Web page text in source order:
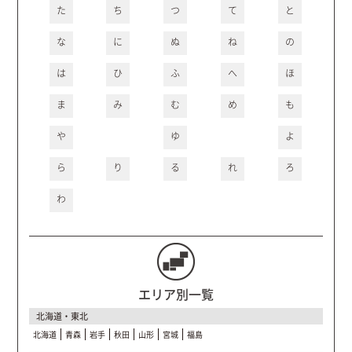
た ち つ て と
な に ぬ ね の
は ひ ふ へ ほ
ま み む め も
や ゆ よ
ら り る れ ろ
わ
エリア別一覧
北海道・東北
北海道 青森 岩手 秋田 山形 宮城 福島